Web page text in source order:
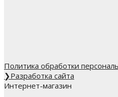
Политика обработки
❯Разработка сайта
Интернет-магазин